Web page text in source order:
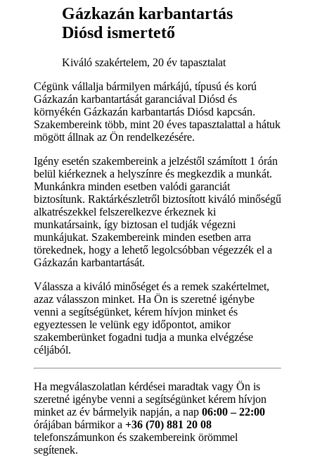
Gázkazán karbantartás
Diósd ismertető
Kiváló szakértelem, 20 év tapasztalat
Cégünk vállalja bármilyen márkájú, típusú és korú
Gázkazán karbantartását garanciával Diósd és
környékén Gázkazán karbantartás Diósd kapcsán.
Szakembereink több, mint 20 éves tapasztalattal a hátuk
mögött állnak az Ön rendelkezésére.
Igény esetén szakembereink a jelzéstől számított 1 órán
belül kiérkeznek a helyszínre és megkezdik a munkát.
Munkánkra minden esetben valódi garanciát
biztosítunk. Raktárkészletről biztosított kiváló minőségű
alkatrészekkel felszerelkezve érkeznek ki
munkatársaink, így biztosan el tudják végezni
munkájukat. Szakembereink minden esetben arra
törekednek, hogy a lehető legolcsóbban végezzék el a
Gázkazán karbantartását.
Válassza a kiváló minőséget és a remek szakértelmet,
azaz válasszon minket. Ha Ön is szeretné igénybe
venni a segítségünket, kérem hívjon minket és
egyeztessen le velünk egy időpontot, amikor
szakemberünket fogadni tudja a munka elvégzése
céljából.
Ha megválaszolatlan kérdései maradtak vagy Ön is
szeretné igénybe venni a segítségünket kérem hívjon
minket az év bármelyik napján, a nap 06:00 – 22:00
órájában bármikor a +36 (70) 881 20 08
telefonszámunkon és szakembereink örömmel
segítenek.